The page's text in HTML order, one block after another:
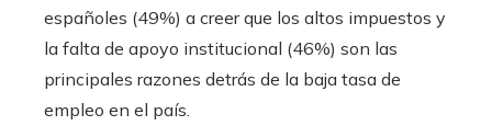
españoles (49%) a creer que los altos impuestos y
la falta de apoyo institucional (46%) son las
principales razones detrás de la baja tasa de
empleo en el país.